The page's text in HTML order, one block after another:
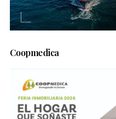
Coopmedica